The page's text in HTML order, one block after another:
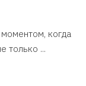
когда
только ...